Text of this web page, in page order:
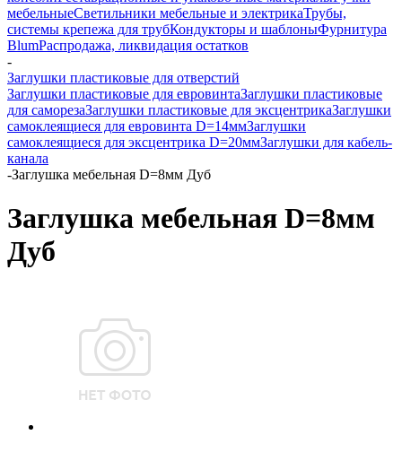
мебельныеСветильники мебельные и электрикаТрубы,
системы крепежа для трубКондукторы и шаблоныФурнитура
BlumРаспродажа, ликвидация остатков
-
Заглушки пластиковые для отверстий
Заглушки пластиковые для евровинтаЗаглушки пластиковые
для саморезаЗаглушки пластиковые для эксцентрикаЗаглушки
самоклеящиеся для евровинта D=14ммЗаглушки
самоклеящиеся для эксцентрика D=20ммЗаглушки для кабель-
канала
-Заглушка мебельная D=8мм Дуб
Заглушка мебельная D=8мм
Дуб